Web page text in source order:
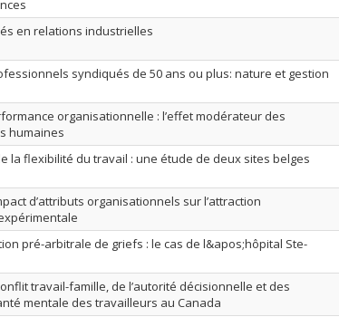
en relations industrielles
syndiqués de 50 ans ou plus: nature et gestion
organisationnelle : l’effet modérateur des
humaines
la flexibilité du travail : une étude de deux sites belges
d’attributs organisationnels sur l’attraction
pré-arbitrale de griefs : le cas de l&apos;hôpital Ste-
travail-famille, de l’autorité décisionnelle et des
mentale des travailleurs au Canada